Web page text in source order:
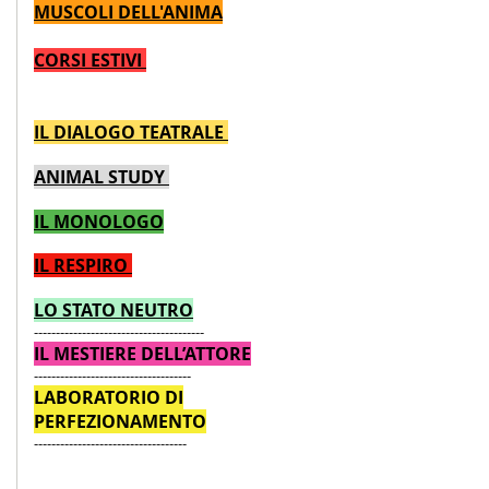
MUSCOLI DELL'ANIMA
CORSI ESTIVI
IL DIALOGO TEATRALE
ANIMAL STUDY
IL MONOLOGO
IL RESPIRO
LO STATO NEUTRO
---------------------------------------
IL MESTIERE DELL’ATTORE
------------------------------------
LABORATORIO DI
PERFEZIONAMENTO
-----------------------------------